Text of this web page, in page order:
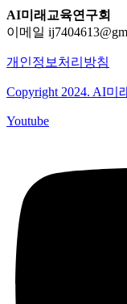
AI미래교육연구회
이메일
개인정보처리방침
Copyright 2024. AI미
Youtube